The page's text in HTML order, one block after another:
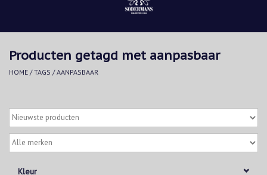
Accessoires
Producten getagd met aanpasbaar
HOME /TAGS /AANPASBAAR
Kleur